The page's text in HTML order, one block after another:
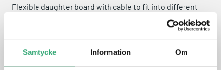
Samtycke Information Om
Flexible daughter board with cable to fit into different
Optional terminal mounting hole or bracket for daughter
board
Optional Industrial Temperature (-40°C to +85°C) support